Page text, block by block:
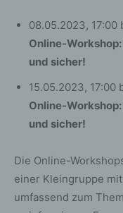
08.05.2023, 17:00
Online-
und sicher!
15.05.2023, 17:00
Online-
und sicher!
Die Online-
einer Kleingruppe
umfassend zum